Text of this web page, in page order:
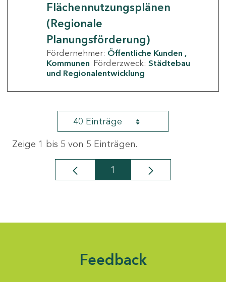
Flächennutzungsplänen
(Regionale
Planungsförderung)
Fördernehmer: Öffentliche Kunden
Kommunen Förderzweck: Städtebau
und Regionalentwicklung
40 Einträge
Zeige 1 bis 5 von 5 Einträgen.
Seite
1
Feedback